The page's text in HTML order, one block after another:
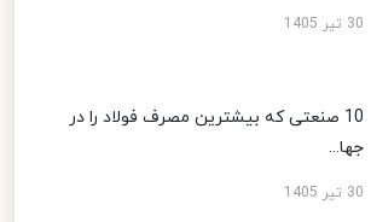
30 تیر 1405
10 صنعتی که بیشترین مصرف فولاد را در
جها...
30 تیر 1405